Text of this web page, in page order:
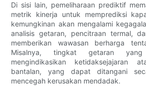
Di sisi lain, pemeliharaan prediktif
metrik kinerja untuk memprediksi
kemungkinan akan mengalami
analisis getaran, pencitraan termal,
memberikan wawasan berharga
Misalnya, tingkat getaran
mengindikasikan ketidaksejajaran
bantalan, yang dapat ditangani
mencegah kerusakan mendadak.